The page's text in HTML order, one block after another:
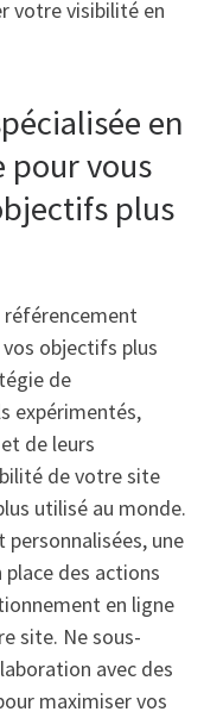
votre visibilité en
en
pour vous
plus
référencement
objectifs plus
de
expérimentés,
de leurs
de votre site
utilisé au monde.
personnalisées, une
des actions
en ligne
site. Ne sous-
avec des
maximiser vos